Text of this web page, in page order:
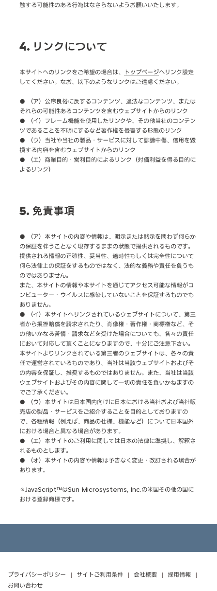
触する可能性のある行為はなさらないようお願いいたします。
4. リンクについて
本サイトへのリンクをご希望の場合は、 トップページへリンク設定
してください。なお、以下のようなリンクはご遠慮ください。
● （ア）公序良俗に反するコンテンツ、違法なコンテンツ、または
それらの可能性あるコンテンツを含むウェブサイトからのリンク
● （イ）フレーム機能を使用したリンクや、その他当社のコンテン
ツであることを不明にするなど著作権を侵害する形態のリンク
● （ウ）当社や当社の製品・サービスに対して誹謗中傷、信用を毀
損する内容を含むウェブサイトからのリンク
● （エ）商業目的・営利目的によるリンク（対価利益を得る目的に
よるリンク）
5. 免責事項
● （ア）本サイトの内容や情報は、明示または黙示を問わず何らか
の保証を伴うことなく現存するままの状態で提供されるものです。
提供される情報の正確性、妥当性、適時性もしくは完全性について
何ら法律上の保証をするものではなく、法的な義務や責任を負うも
のではありません。
また、本サイトの情報や本サイトを通じてアクセス可能な情報がコ
ンピューター・ウイルスに感染していないことを保証するものでも
ありません。
● （イ）本サイトへリンクされているウェブサイトについて、第三
者から損害賠償を請求されたり、肖像権・著作権・商標権など、そ
の他いかなる苦情・請求などを受けた場合についても、各々の責任
において対応して頂くことになりますので、十分にご注意下さい。
本サイトよりリンクされている第三者のウェブサイトは、各々の責
任で運営されているものであり、当社は当該ウェブサイトおよびそ
の内容を保証し、推奨するものではありません。また、当社は当該
ウェブサイトおよびその内容に関して一切の責任を負いかねますの
でご了承ください。
● （ウ）本サイトは日本国内向けに日本における当社および当社販
売店の製品・サービスをご紹介することを目的としておりますの
で、各種情報（例えば、商品の仕様、機能など）について日本国外
における場合と異なる場合があります。
● （エ）本サイトのご利用に関しては日本の法律に準拠し、解釈さ
れるものとします。
● （オ）本サイトの内容や情報は予告なく変更・改訂される場合が
あります。
※JavaScript™はSun Microsystems, Inc.の米国その他の国に
おける登録商標です。
プライバシーポリシー サイトご利用条件 会社概要
採用情報
お問い合わせ